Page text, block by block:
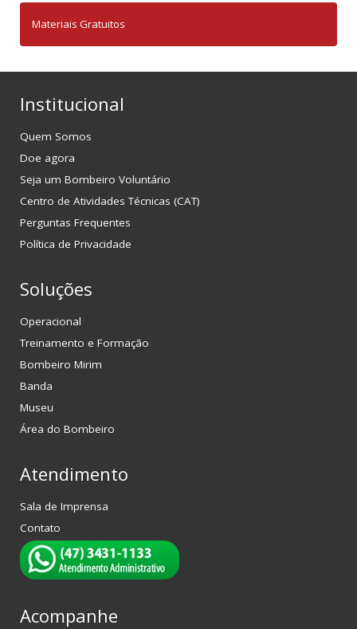
Materiais Gratuitos
Institucional
Quem Somos
Doe agora
Seja um Bombeiro Voluntário
Centro de Atividades Técnicas (CAT)
Perguntas Frequentes
Política de Privacidade
Soluções
Operacional
Treinamento e Formação
Bombeiro Mirim
Banda
Museu
Área do Bombeiro
Atendimento
Sala de Imprensa
Contato
Acompanhe